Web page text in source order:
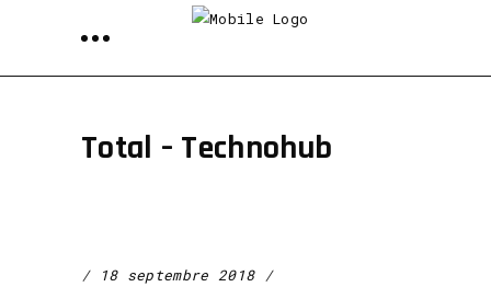
Total – Technohub
18 septembre 2018